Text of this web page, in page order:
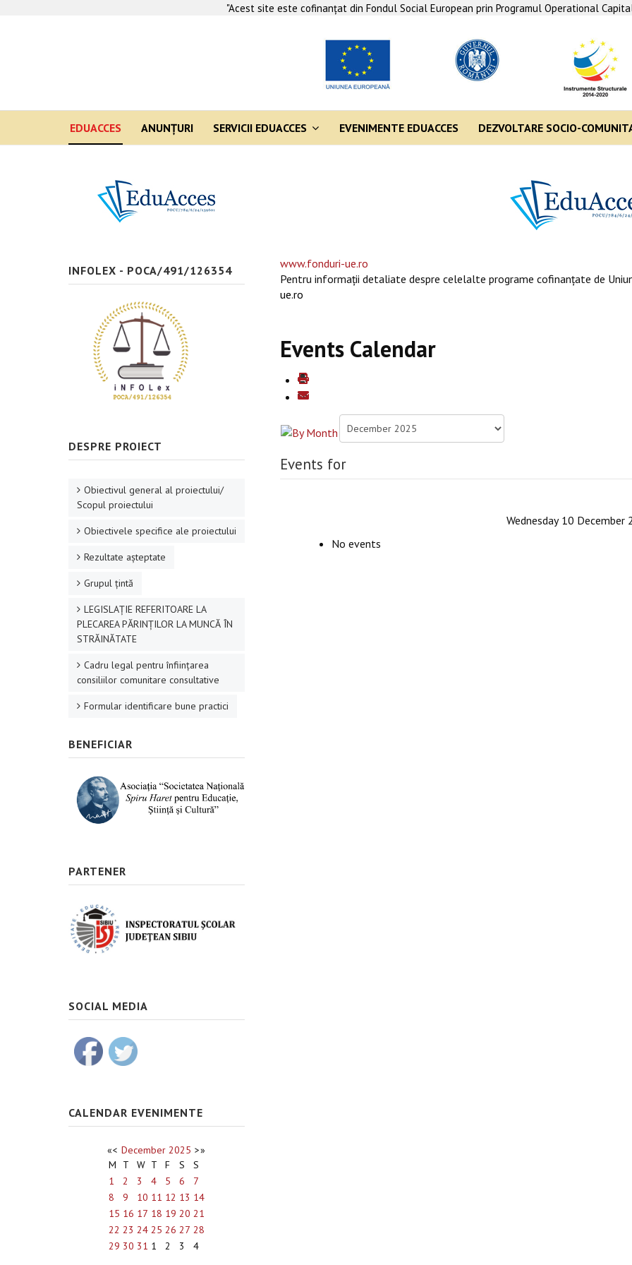
"Acest site este cofinanţat din Fondul Social European prin Programul Operational
EDUACCES ANUNŢURI SERVICII EDUACCES EVENIMENTE EDUACCES DEZVOLTARE SOCIO-
www.fonduri-ue.ro
Pentru informaţii detaliate despre celelalte programe cofinanţate de
ue.ro
Events Calendar
Events for
Wednesday 10 December
No events
INFOLEX - POCA/491/126354
DESPRE PROIECT
Obiectivul general al proiectului/
Scopul proiectului
Obiectivele specifice ale proiectului
Rezultate aşteptate
Grupul ţintă
LEGISLAȚIE REFERITOARE LA
PLECAREA PĂRINȚILOR LA MUNCĂ ÎN
STRĂINĂTATE
Cadru legal pentru înființarea
consiliilor comunitare consultative
Formular identificare bune practici
BENEFICIAR
PARTENER
SOCIAL MEDIA
CALENDAR EVENIMENTE
«< December 2025 >»
M
T W T F S
S
1
2 3 4 5 6
7
8
9 10 11 12 13 14
15 16 17 18 19 20 21
22 23 24 25 26 27 28
29 30 31 1 2 3 4